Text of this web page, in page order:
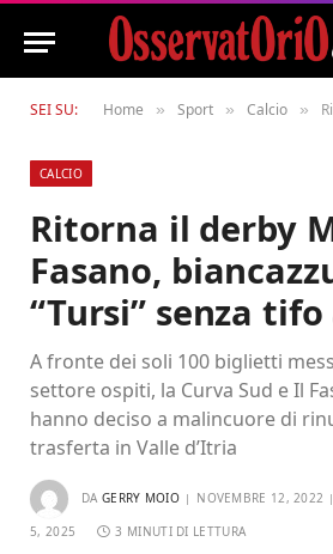
SEI SU: Home » Sport » Calcio »
CALCIO
Ritorna il derby
Fasano,
“Tursi” senza
A fronte dei soli 100 biglietti
settore ospiti, la Curva Sud e Il
hanno deciso a malincuore di
trasferta in Valle d’Itria
DA GERRY MOIO NOVEMBRE 12, 2022
5, 2025 3 MINUTI DI LETTURA